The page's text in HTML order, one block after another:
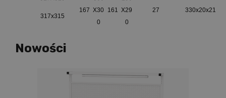
167 X30
0
161
X29
0
27
330x20x21
317x315
Nowości